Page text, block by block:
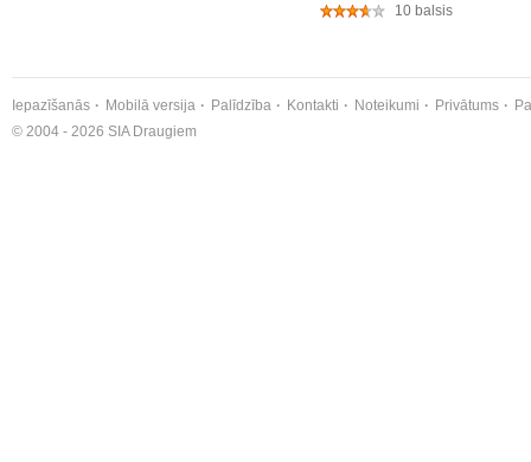
10 balsis
Iepazīšanās Mobilā versija Palīdzība Kontakti Noteikumi Privātums
© 2004 - 2026 SIA Draugiem